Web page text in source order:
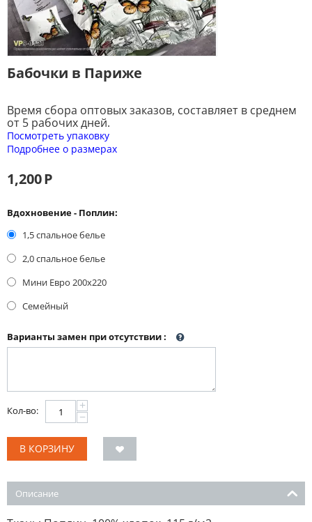
Бабочки в Париже
Время сбора оптовых заказов, составляет в среднем
от 5 рабочих дней.
Посмотреть упаковку
Подробнее о размерах
1,200Р
Вдохновение - Поплин:
1,5 спальное белье
2,0 спальное белье
Мини Евро 200x220
Семейный
Варианты замен при отсутствии:
Кол-во: +
−
В КОРЗИНУ
Описание